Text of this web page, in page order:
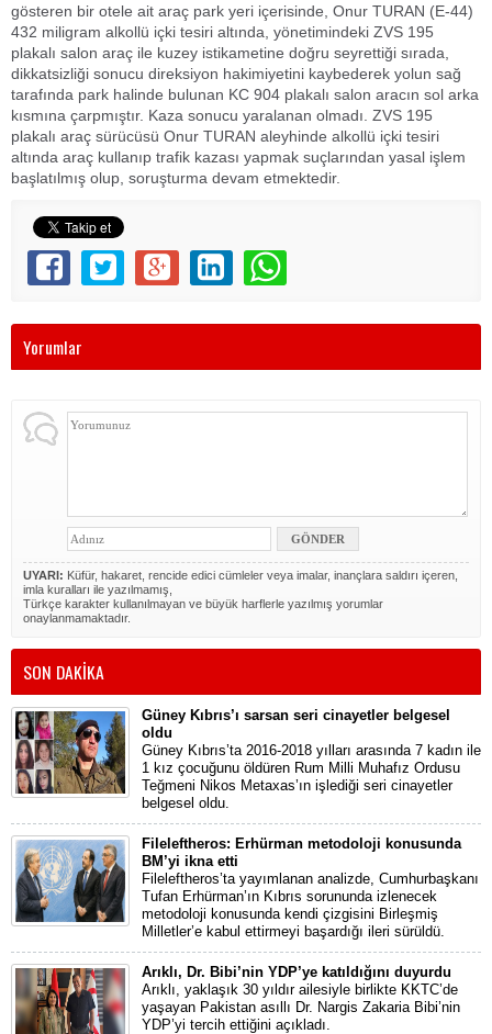
gösteren bir otele ait araç park yeri içerisinde, Onur TURAN (E-44)
432 miligram alkollü içki tesiri altında, yönetimindeki ZVS 195
plakalı salon araç ile kuzey istikametine doğru seyrettiği sırada,
dikkatsizliği sonucu direksiyon hakimiyetini kaybederek yolun sağ
tarafında park halinde bulunan KC 904 plakalı salon aracın sol arka
kısmına çarpmıştır. Kaza sonucu yaralanan olmadı. ZVS 195
plakalı araç sürücüsü Onur TURAN aleyhinde alkollü içki tesiri
altında araç kullanıp trafik kazası yapmak suçlarından yasal işlem
başlatılmış olup, soruşturma devam etmektedir.
Yorumlar
UYARI: Küfür, hakaret, rencide edici cümleler veya imalar, inançlara saldırı içeren,
imla kuralları ile yazılmamış,
Türkçe karakter kullanılmayan ve büyük harflerle yazılmış yorumlar
onaylanmamaktadır.
SON DAKİKA
Güney Kıbrıs’ı sarsan seri cinayetler belgesel
oldu
Güney Kıbrıs’ta 2016-2018 yılları arasında 7 kadın ile
1 kız çocuğunu öldüren Rum Milli Muhafız Ordusu
Teğmeni Nikos Metaxas’ın işlediği seri cinayetler
belgesel oldu.
Fileleftheros: Erhürman metodoloji konusunda
BM’yi ikna etti
Fileleftheros’ta yayımlanan analizde, Cumhurbaşkanı
Tufan Erhürman’ın Kıbrıs sorununda izlenecek
metodoloji konusunda kendi çizgisini Birleşmiş
Milletler’e kabul ettirmeyi başardığı ileri sürüldü.
Arıklı, Dr. Bibi’nin YDP’ye katıldığını duyurdu
Arıklı, yaklaşık 30 yıldır ailesiyle birlikte KKTC’de
yaşayan Pakistan asıllı Dr. Nargis Zakaria Bibi’nin
YDP’yi tercih ettiğini açıkladı.